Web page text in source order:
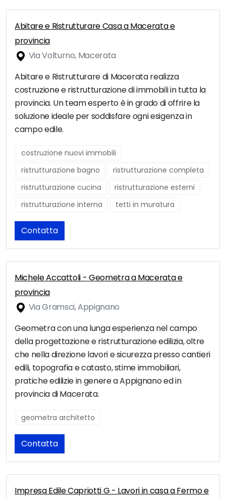
Abitare e Ristrutturare Casa a Macerata e
provincia
Via Volturno, Macerata
Abitare e Ristrutturare di Macerata realizza
costruzione e ristrutturazione di immobili in tutta la
provincia. Un team esperto è in grado di offrire la
soluzione ideale per soddisfare ogni esigenza in
campo edile.
costruzione nuovi immobili
ristrutturazione bagno
ristrutturazione completa
ristrutturazione cucina
ristrutturazione esterni
ristrutturazione interna
tetti in muratura
Contatta
Michele Accattoli - Geometra a Macerata e
provincia
Via Gramsci, Appignano
Geometra con una lunga esperienza nel campo
della progettazione e ristrutturazione edilizia, oltre
che nella direzione lavori e sicurezza presso cantieri
edili, topografia e catasto, stime immobiliari,
pratiche edilizie in genere a Appignano ed in
provincia di Macerata.
geometra architetto
Contatta
Impresa Edile Capriotti G - Lavori in casa a Fermo e